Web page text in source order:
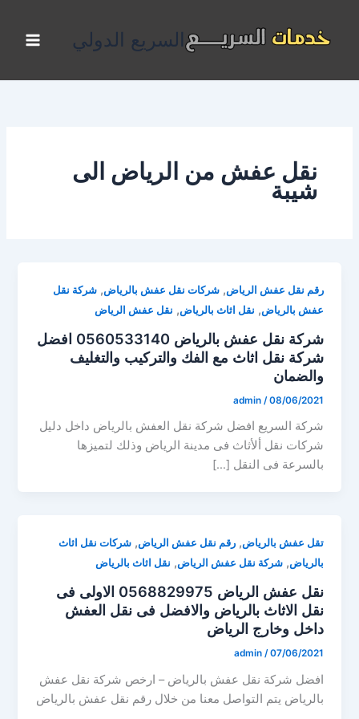
المحتوى
السريع الدولي
نقل عفش من الرياض الى
شيبة
رقم نقل عفش الرياض,شركات نقل عفش بالرياض,شركة نقل
عفش بالرياض, نقل اثاث بالرياض, نقل عفش الرياض
شركة نقل عفش بالرياض 0560533140 افضل
شركة نقل اثاث مع الفك والتركيب والتغليف
والضمان
admin /08/06/2021
شركة السريع افضل شركة نقل العفش بالرياض داخل دليل
شركات نقل ألأثاث فى مدينة الرياض وذلك لتميزها
بالسرعة فى النقل […]
تقل عفش بالرياض,رقم نقل عفش الرياض,شركات نقل اثاث
بالرياض,شركة نقل عفش الرياض, نقل اثاث بالرياض
نقل عفش الرياض 0568829975 الاولى فى
نقل الاثاث بالرياض والافضل فى نقل العفش
داخل وخارج الرياض
admin /07/06/2021
افضل شركة نقل عفش بالرياض – ارخص شركة نقل عفش
بالرياض يتم التواصل معنا من خلال رقم نقل عفش بالرياض